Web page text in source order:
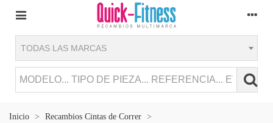
TODAS LAS MARCAS
Inicio > Recambios Cintas de Correr >